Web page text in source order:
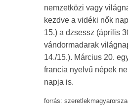
nemzetközi vagy
kezdve a vidéki nők
15.) a dzsessz (április
vándormadarak
14./15.). Március 20.
francia nyelvű népek
napja is.
forrás: